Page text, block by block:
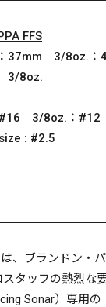
FFS
37mm｜3/8oz.：
3/8oz.
｜3/8oz.：#12
: #2.5
は、ブランドン・
タッフの熱烈な
Sonar）専用